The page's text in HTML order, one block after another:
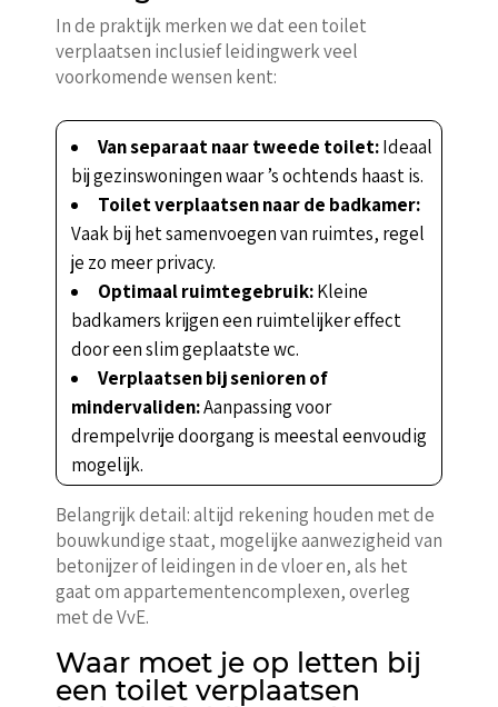
In de praktijk merken we dat een toilet
verplaatsen inclusief leidingwerk veel
voorkomende wensen kent:
Van separaat naar tweede toilet:Ideaal
bij gezinswoningen waar ’s ochtends haast is.
Toilet verplaatsen naar de badkamer:
Vaak bij het samenvoegen van ruimtes, regel
je zo meer privacy.
Optimaal ruimtegebruik:Kleine
badkamers krijgen een ruimtelijker effect
door een slim geplaatste wc.
Verplaatsen bij senioren of
mindervaliden:Aanpassing voor
drempelvrije doorgang is meestal eenvoudig
mogelijk.
Belangrijk detail: altijd rekening houden met de
bouwkundige staat, mogelijke aanwezigheid van
betonijzer of leidingen in de vloer en, als het
gaat om appartementencomplexen, overleg
met de VvE.
Waar moet je op letten bij
een toilet verplaatsen